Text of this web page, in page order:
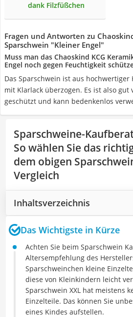
dank Filzfüßchen
Fragen und Antworten zu
Sparschwein "Kleiner Engel"
Muss man das Chaoskind KCG
Engel noch gegen Feuchtigkeit
Das Sparschwein ist aus
mit Klarlack überzogen. Es ist also gut
geschützt und kann bedenkenlos
Sparschweine-
So wählen Sie das
dem obigen
Vergleich
Inhaltsverzeichnis
Das Wichtigste in Kürze
Achten Sie beim Sparschwein
Altersempfehlung des
Sparschweinchen kleine
diese von Kleinkindern leicht
Sparschwein XXL hat meistens
Einzelteile. Das können Sie
eines Kindes aufstellen.